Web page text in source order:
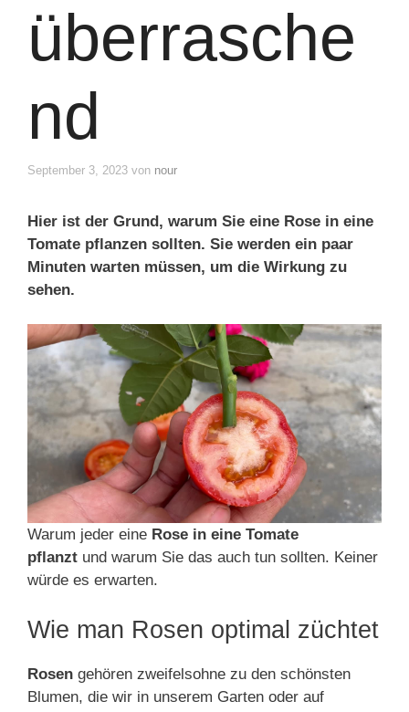
überrasche
nd
September 3, 2023 von nour
Hier ist der Grund, warum Sie eine Rose in eine
Tomate pflanzen sollten. Sie werden ein paar
Minuten warten müssen, um die Wirkung zu
sehen.
Warum jeder eine Rose in eine Tomate
pflanzt und warum Sie das auch tun sollten. Keiner
würde es erwarten.
Wie man Rosen optimal züchtet
Rosen gehören zweifelsohne zu den schönsten
Blumen, die wir in unserem Garten oder auf